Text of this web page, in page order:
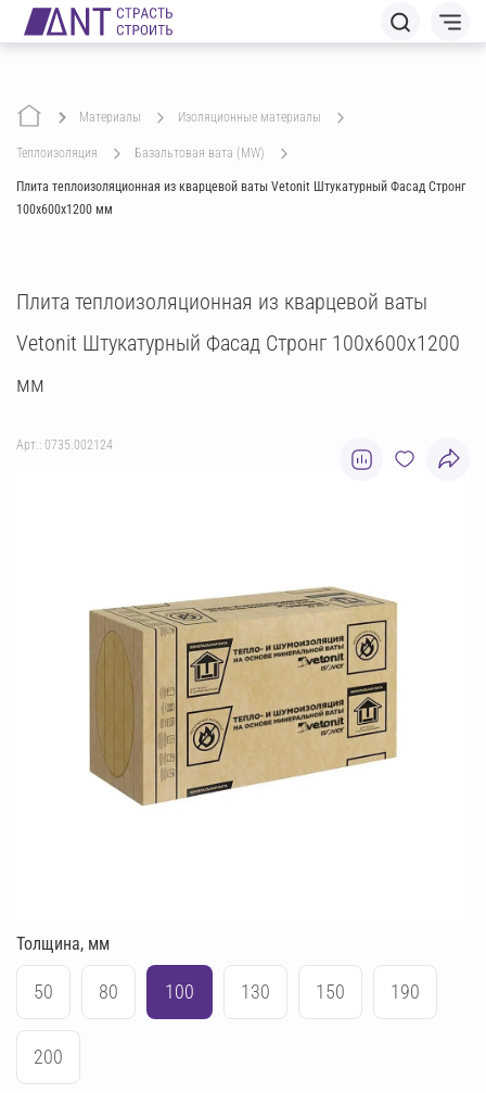
Материалы изоляционные материалы
теплоизоляция базальтовая вата (MW)
Плита теплоизоляционная из кварцевой ваты Vetonit Штукатурный Фасад Стронг
100х600х1200 мм
Плита теплоизоляционная из кварцевой ваты
Vetonit Штукатурный Фасад Стронг 100х600х1200
мм
Арт.: 0735.002124
Толщина, мм
50 80 100 130 150 190
200